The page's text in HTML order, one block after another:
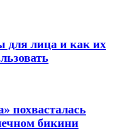
для лица и как их
похвасталась
бикини